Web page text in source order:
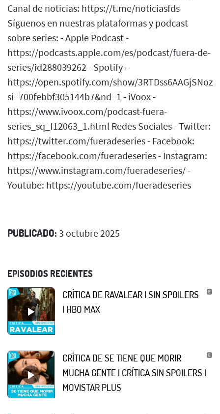
Canal de noticias: https://t.me/noticiasfds
Síguenos en nuestras plataformas y podcast
sobre series: - Apple Podcast -
https://podcasts.apple.com/es/podcast/fuera-de-
series/id288039262 - Spotify -
https://open.spotify.com/show/
si=700febbf305144b7&nd=1 - iVoox -
https://www.ivoox.com/podcast-fuera-
series_sq_f12063_1.html Redes Sociales - Twitter:
https://twitter.com/fueradeseries - Facebook:
https://facebook.com/fueradeseries - Instagram:
https://www.instagram.com/fueradeseries/ -
Youtube: https://youtube.com/fueradeseries
PUBLICADO: 3 octubre 2025
EPISODIOS RECIENTES
CRÍTICA DE RAVALEAR | SIN SPOILERS
| HBO MAX
CRÍTICA DE SE TIENE QUE MORIR
MUCHA GENTE | CRÍTICA SIN SPOILERS |
MOVISTAR PLUS